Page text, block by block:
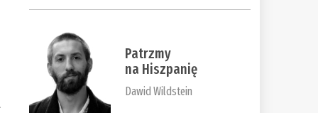
Patrzmy
na Hiszpanię
Dawid Wildstein